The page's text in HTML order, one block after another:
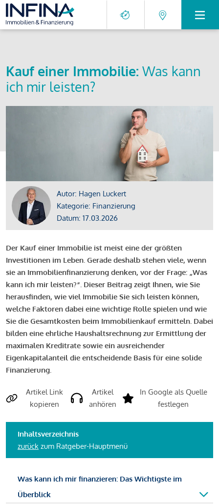
Kauf einer Immobilie: Was kann
ich mir leisten?
Autor: Hagen Luckert
Kategorie: Finanzierung
Datum: 17.03.2026
Der Kauf einer Immobilie ist meist eine der größten
Investitionen im Leben. Gerade deshalb stehen viele, wenn
sie an Immobilienfinanzierung denken, vor der Frage: „Was
kann ich mir leisten?“. Dieser Beitrag zeigt Ihnen, wie Sie
herausfinden, wie viel Immobilie Sie sich leisten können,
welche Faktoren dabei eine wichtige Rolle spielen und wie
Sie die Gesamtkosten beim Immobilienkauf ermitteln. Dabei
bilden eine ehrliche Haushaltsrechnung zur Ermittlung der
maximalen Kreditrate sowie ein ausreichender
Eigenkapitalanteil die entscheidende Basis für eine solide
Finanzierung.
Artikel Link
kopieren
Artikel
anhören
In Google als Quelle
festlegen
Inhaltsverzeichnis
zurück zum Ratgeber-Hauptmenü
Was kann ich mir finanzieren: Das Wichtigste im
Überblick